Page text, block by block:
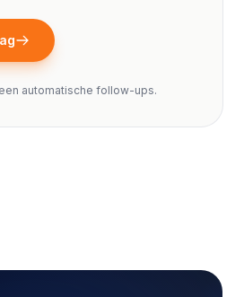
automatische follow-ups.